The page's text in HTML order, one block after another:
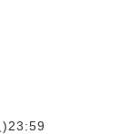
)23:59